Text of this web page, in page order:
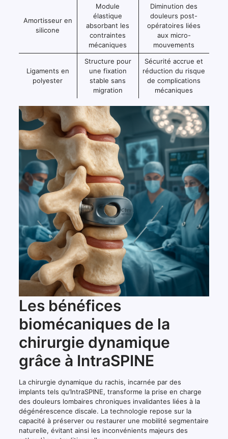
Amortisseur en
silicone
Module
élastique
absorbant les
contraintes
mécaniques
Diminution des
douleurs post-
opératoires liées
aux micro-
mouvements
Ligaments en
polyester
Structure pour
une fixation
stable sans
migration
Sécurité accrue et
réduction du risque
de complications
mécaniques
Les bénéfices
biomécaniques de la
chirurgie dynamique
grâce à IntraSPINE
La chirurgie dynamique du rachis, incarnée par des
implants tels qu’IntraSPINE, transforme la prise en charge
des douleurs lombaires chroniques invalidantes liées à la
dégénérescence discale. La technologie repose sur la
capacité à préserver ou restaurer une mobilité segmentaire
naturelle, évitant ainsi les inconvénients majeurs des